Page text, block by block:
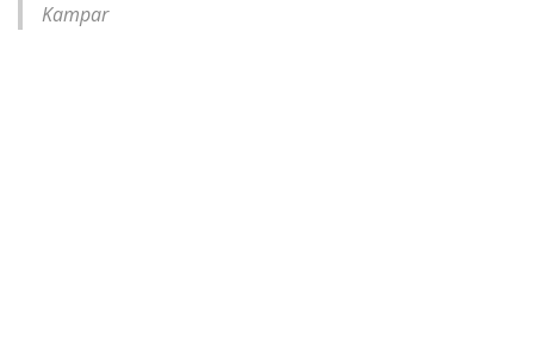
Kampar